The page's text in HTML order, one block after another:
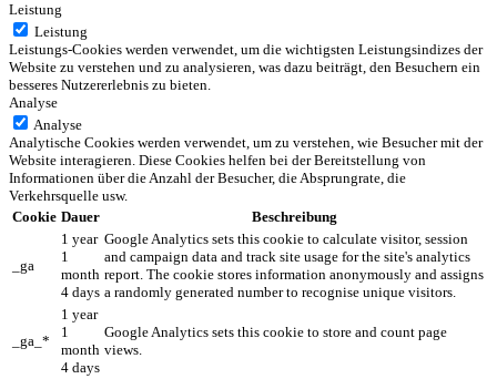
Leistung
Leistung
Leistungs-Cookies werden verwendet, um die wichtigsten Leistungsindizes der
Website zu verstehen und zu analysieren, was dazu beiträgt, den Besuchern ein
besseres Nutzererlebnis zu bieten.
Analyse
Analyse
Analytische Cookies werden verwendet, um zu verstehen, wie Besucher mit der
Website interagieren. Diese Cookies helfen bei der Bereitstellung von
Informationen über die Anzahl der Besucher, die Absprungrate, die
Verkehrsquelle usw.
Cookie Dauer Beschreibung
_ga
1 year
1
month
4 days
Google Analytics sets this cookie to calculate visitor, session
and campaign data and track site usage for the site's analytics
report. The cookie stores information anonymously and assigns
a randomly generated number to recognise unique visitors.
_ga_*
1 year
1
month
4 days
Google Analytics sets this cookie to store and count page
views.